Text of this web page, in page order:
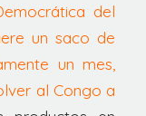
del
un saco de
un mes,
al Congo a